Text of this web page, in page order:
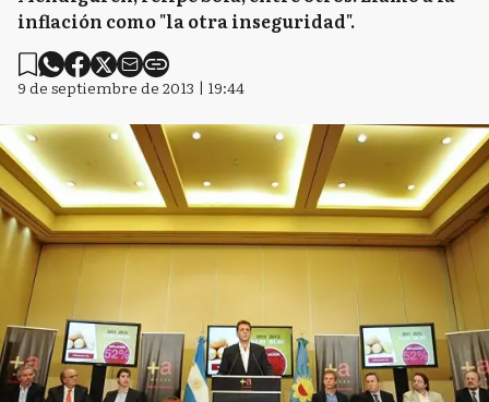
inflación como "la otra inseguridad".
9 de septiembre de 2013 | 19:44